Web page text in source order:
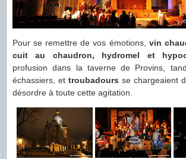
Pour se remettre de vos émotions, vin
cuit au chaudron, hydromel et
profusion dans la taverne de Provins,
échassiers, et troubadours se chargeaient
désordre à toute cette agitation.